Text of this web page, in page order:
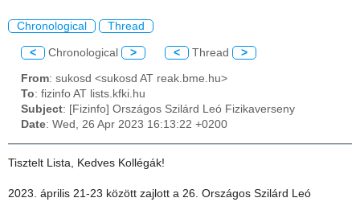
Chronological Thread
< Chronological > < Thread >
From: sukosd <sukosd AT reak.bme.hu>
To: fizinfo AT lists.kfki.hu
Subject: [Fizinfo] Országos Szilárd Leó Fizikaverseny
Date: Wed, 26 Apr 2023 16:13:22 +0200
Tisztelt Lista, Kedves Kollégák!
2023. április 21-23 között zajlott a 26. Országos Szilárd Leó